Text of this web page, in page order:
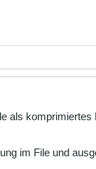
als
im File und